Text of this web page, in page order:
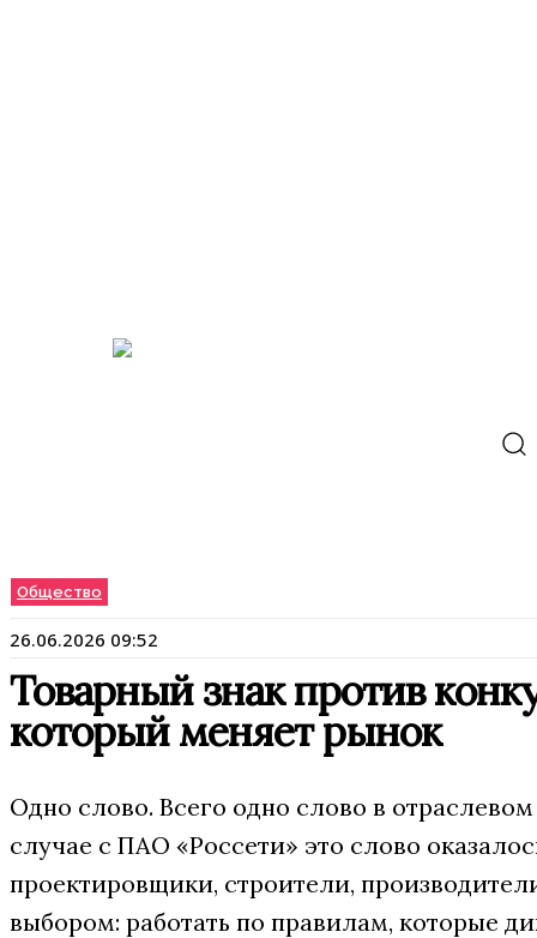
Общество
26.06.2026 09:52
Товарный знак против
который меняет рынок
Одно слово. Всего одно слово в
случае с ПАО «Россети» это слово
проектировщики, строители,
выбором: работать по правилам, которые